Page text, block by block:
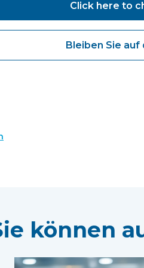
zu haben.“
können
Click here to
Bleiben Sie auf